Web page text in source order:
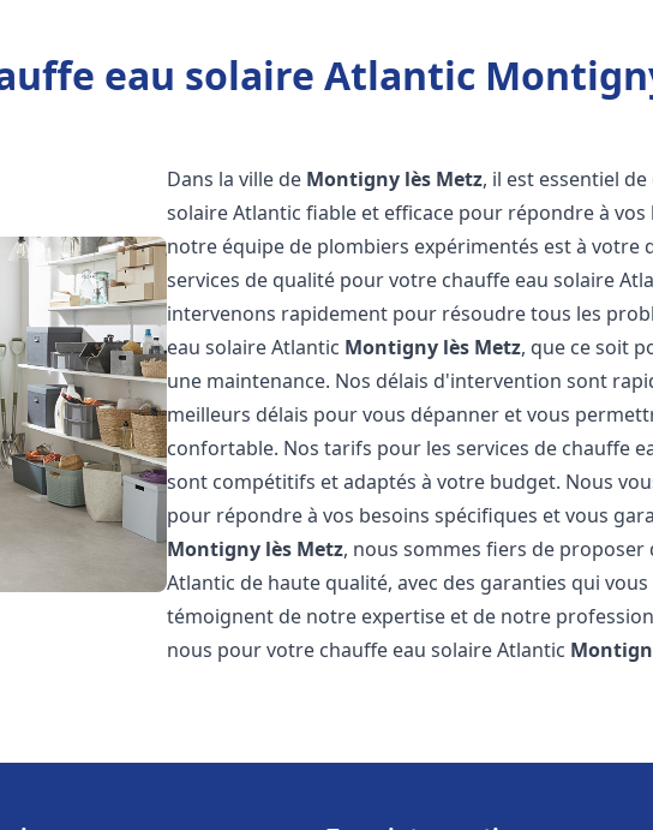
eau solaire Atlantic
Dans la ville de Montigny lès Metz, il est essentiel
solaire Atlantic fiable et efficace pour répondre à
notre équipe de plombiers expérimentés est à
services de qualité pour votre chauffe eau solaire
intervenons rapidement pour résoudre tous les
eau solaire Atlantic Montigny lès Metz, que ce soit
une maintenance. Nos délais d'intervention sont
meilleurs délais pour vous dépanner et vous
confortable. Nos tarifs pour les services de chauffe
sont compétitifs et adaptés à votre budget. Nous
pour répondre à vos besoins spécifiques et vous
Montigny lès Metz, nous sommes fiers de proposer
Atlantic de haute qualité, avec des garanties qui
témoignent de notre expertise et de notre
nous pour votre chauffe eau solaire Atlantic